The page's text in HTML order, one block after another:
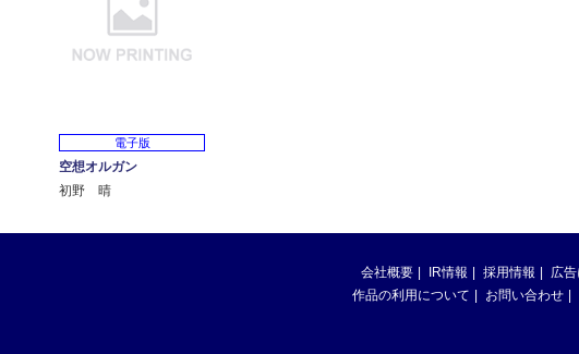
電子版
空想オルガン
初野 晴
会社概要 IR情報 採用情報 広
作品の利用について
お問い合わせ